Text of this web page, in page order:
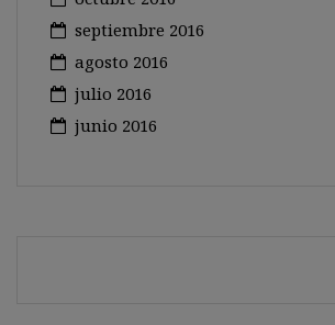
septiembre 2016
agosto 2016
julio 2016
junio 2016